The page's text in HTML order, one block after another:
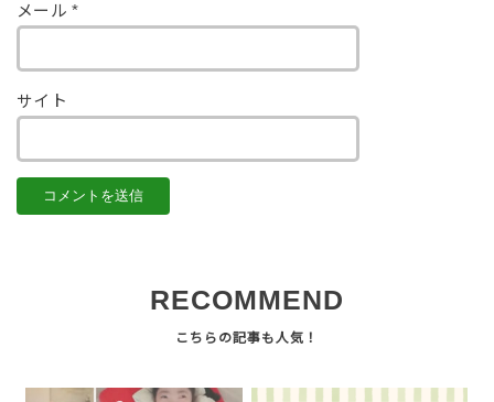
メール*
サイト
RECOMMEND